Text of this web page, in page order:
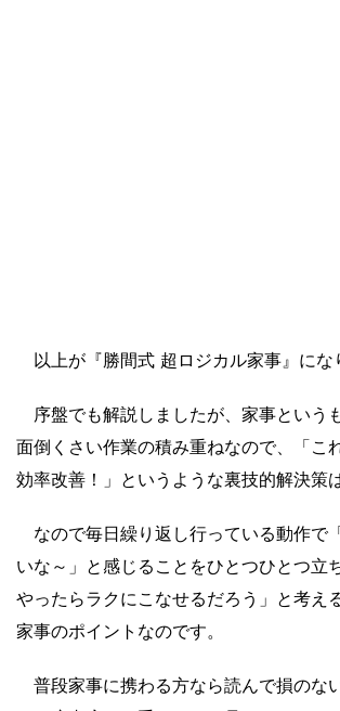
以上が『勝間式 超ロジカル家事』にな
序盤でも解説しましたが、家事という
面倒くさい作業の積み重ねなので、「こ
効率改善！」というような裏技的解決策
なので毎日繰り返し行っている動作で
いな～」と感じることをひとつひとつ立
やったらラクにこなせるだろう」と考え
家事のポイントなのです。
普段家事に携わる方なら読んで損のな